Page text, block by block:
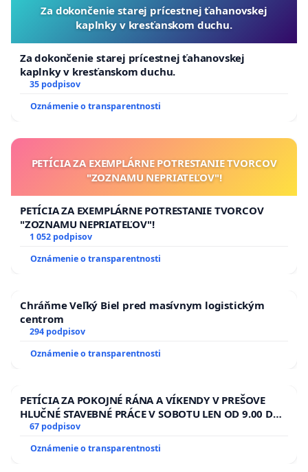
Za dokončenie starej prícestnej ťahanovskej
kaplnky v kresťanskom duchu.
Za dokončenie starej prícestnej ťahanovskej
kaplnky v kresťanskom duchu.
35 podpisov
Oznámenie o transparentnosti
PETÍCIA ZA EXEMPLÁRNE POTRESTANIE TVORCOV
"ZOZNAMU NEPRIATEĽOV"!
PETÍCIA ZA EXEMPLÁRNE POTRESTANIE TVORCOV
"ZOZNAMU NEPRIATEĽOV"!
1 052 podpisov
Oznámenie o transparentnosti
Chráňme Veľký Biel pred masívnym logistickým
centrom
294 podpisov
Oznámenie o transparentnosti
PETÍCIA ZA POKOJNÉ RÁNA A VÍKENDY V PREŠOVE
HLUČNÉ STAVEBNÉ PRÁCE V SOBOTU LEN OD 9.00 DO
13.00 HOD., CEZ PRACOVNÝ TÝŽDEŇ CIEĽ 8.00 – 18.00
HOD. A PRAVIDELNÁ KONTROLA STAVBY C-AREA NA
ĎUMBIERSKEJ/MAGU
67 podpisov
Oznámenie o transparentnosti